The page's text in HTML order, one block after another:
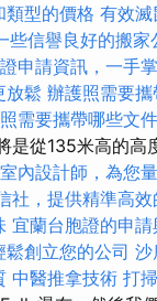
類型的價格 有效滅
些信譽良好的搬家
申請資訊，一手
放鬆 辦護照需要
需要攜帶哪些文件
是從135米高的高
內設計師，為您
社，提供精準高
宜蘭台胞證的申請
創立您的公司 沙
中醫推拿技術 打